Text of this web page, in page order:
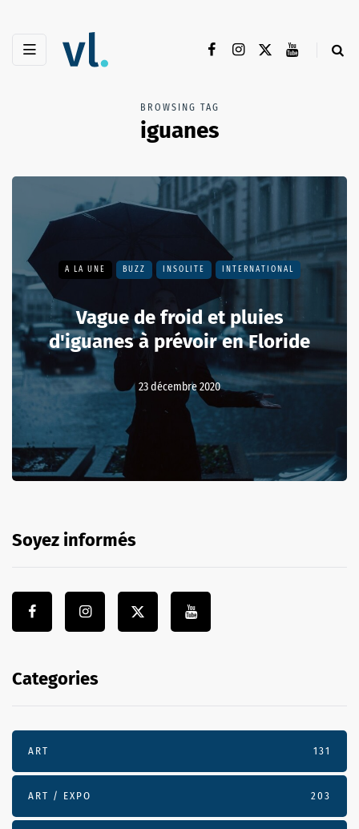
BROWSING TAG
iguanes
A LA UNE BUZZ INSOLITE INTERNATIONAL
Vague de froid et pluies
d'iguanes à prévoir en Floride
23 décembre 2020
Soyez informés
Categories
ART 131
ART / EXPO 203